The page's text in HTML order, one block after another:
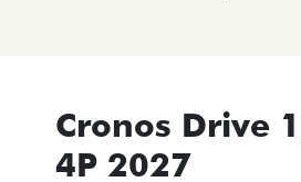
Cronos Drive
4P 2027